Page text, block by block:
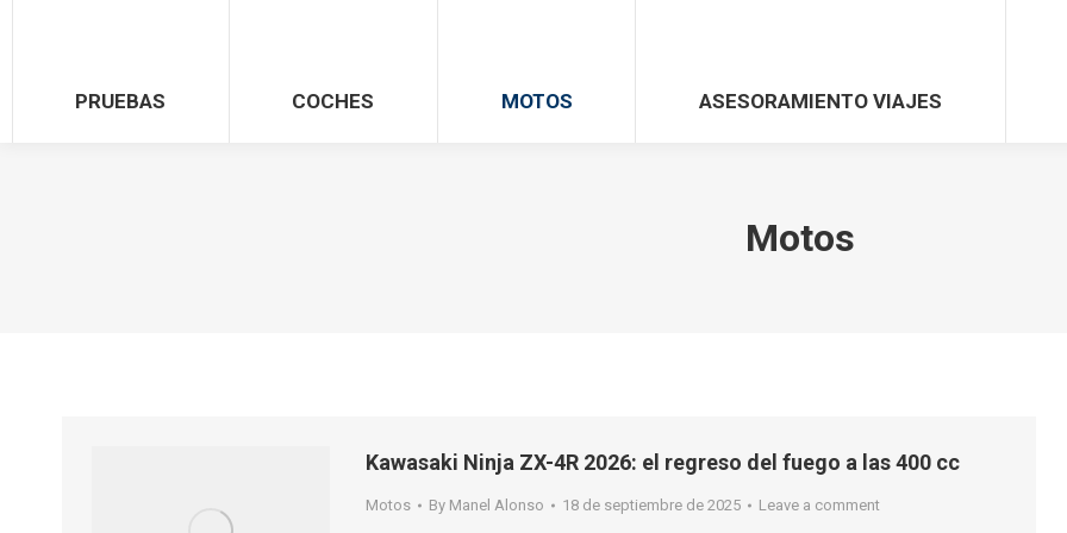
PRUEBAS COCHES MOTOS ASESORAMIENTO VIAJES
Motos
Kawasaki Ninja ZX-4R 2026: el regreso del fuego a las 400 cc
Motos By Manel Alonso 18 de septiembre de 2025 Leave a comment